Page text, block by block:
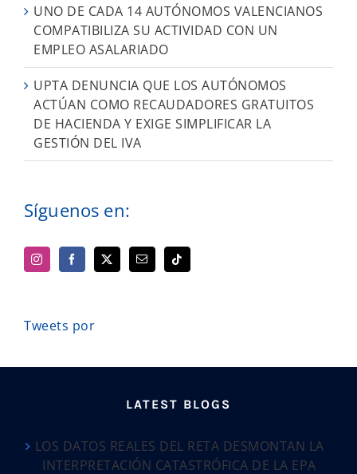
UNO DE CADA 14 AUTÓNOMOS VALENCIANOS
COMPATIBILIZA SU ACTIVIDAD CON UN
EMPLEO ASALARIADO
UPTA DENUNCIA QUE LOS AUTÓNOMOS
ACTÚAN COMO RECAUDADORES GRATUITOS
DE HACIENDA Y EXIGE SIMPLIFICAR LA
GESTIÓN DEL IVA
Síguenos en:
Tweets por
LATEST BLOGS
LOS DATOS REALES DEL RETA DESMONTAN LA
INTERPRETACIÓN CATASTRÓFICA DE LA EPA